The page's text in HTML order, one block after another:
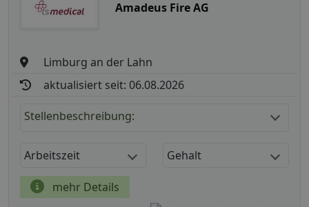
Amadeus Fire AG
Limburg an der Lahn
aktualisiert seit: 06.08.2026
Stellenbeschreibung:
Arbeitszeit Gehalt
mehr Details